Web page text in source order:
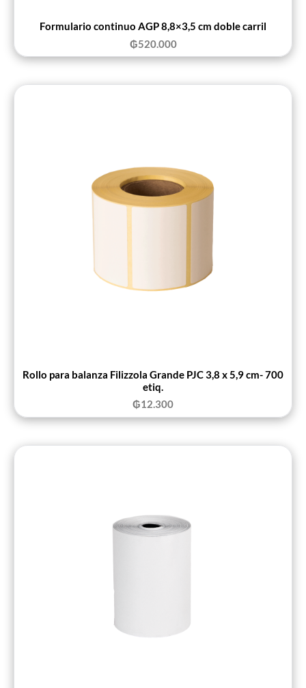
Formulario continuo AGP 8,8×3,5 cm doble carril
₲520.000
Rollo para balanza Filizzola Grande PJC 3,8 x 5,9 cm- 700
etiq.
₲12.300